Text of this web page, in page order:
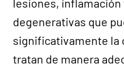
lesiones, inflamación
degenerativas que
significativamente la
tratan de manera